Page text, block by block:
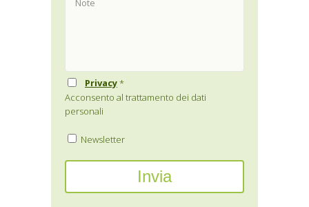
Privacy*
Acconsento al trattamento dei dati
personali
Newsletter